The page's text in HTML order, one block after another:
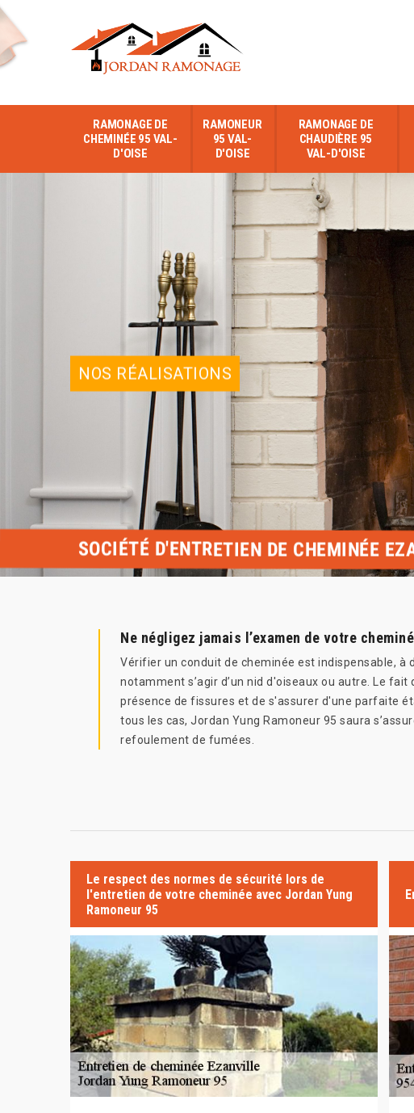
RAMONAGE DE
CHEMINÉE 95 VAL-
D'OISE
RAMONEUR
95 VAL-
D'OISE
RAMONAGE DE
CHAUDIÈRE 95
VAL-D'OISE
NOS RÉALISATIONS
SOCIÉTÉ D'ENTRETIEN DE CHEMINÉE
Ne négligez jamais l’examen de votre
Vérifier un conduit de cheminée est indispensable, à
notamment s’agir d’un nid d'oiseaux ou autre. Le
présence de fissures et de s'assurer d'une parfaite
tous les cas, Jordan Yung Ramoneur 95 saura
refoulement de fumées.
Le respect des normes de sécurité lors de
l'entretien de votre cheminée avec Jordan Yung
Ramoneur 95